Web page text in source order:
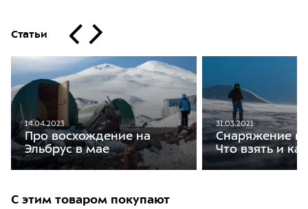
Статьи
14.04.2023
Про восхождение на
Эльбрус в мае
31.03.2021
Снаряжение
Что взять и
С этим товаром покупают